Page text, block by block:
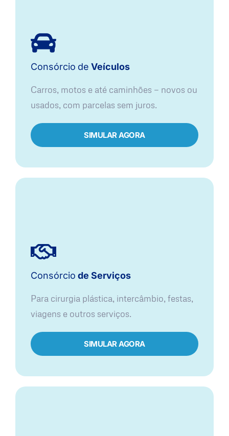
Consórcio de Veículos
Carros, motos e até caminhões — novos ou
usados, com parcelas sem juros.
SIMULAR AGORA
Consórcio de Serviços
Para cirurgia plástica, intercâmbio, festas,
viagens e outros serviços.
SIMULAR AGORA